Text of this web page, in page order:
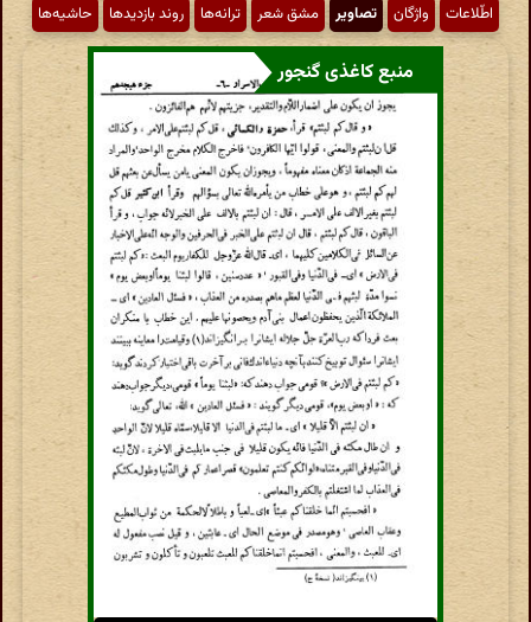
اطّلاعات واژگان تصاویر مشق شعر ترانه‌ها روند بازدیدها حاشیه‌ها
منبع کاغذی گنجور